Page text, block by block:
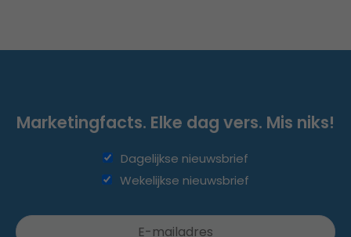
Marketingfacts. Elke dag vers. Mis niks!
Dagelijkse nieuwsbrief
Wekelijkse nieuwsbrief